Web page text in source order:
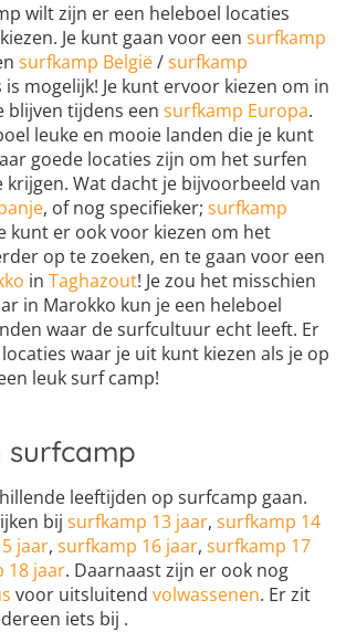
wilt zijn er een heleboel locaties
Je kunt gaan voor een surfkamp
surfkamp België/surfkamp
is mogelijk! Je kunt ervoor kiezen om in
blijven tijdens een surfkamp Europa.
leuke en mooie landen die je kunt
goede locaties zijn om het surfen
krijgen. Wat dacht je bijvoorbeeld van
, of nog specifieker; surfkamp
kunt er ook voor kiezen om het
op te zoeken, en te gaan voor een
in Taghazout! Je zou het misschien
in Marokko kun je een heleboel
waar de surfcultuur echt leeft. Er
waar je uit kunt kiezen als je op
leuk surf camp!
surfcamp
leeftijden op surfcamp gaan.
bij surfkamp 13 jaar, surfkamp 14
jaar, surfkamp 16 jaar, surfkamp 17
18 jaar. Daarnaast zijn er ook nog
voor uitsluitend volwassenen. Er zit
iets bij .